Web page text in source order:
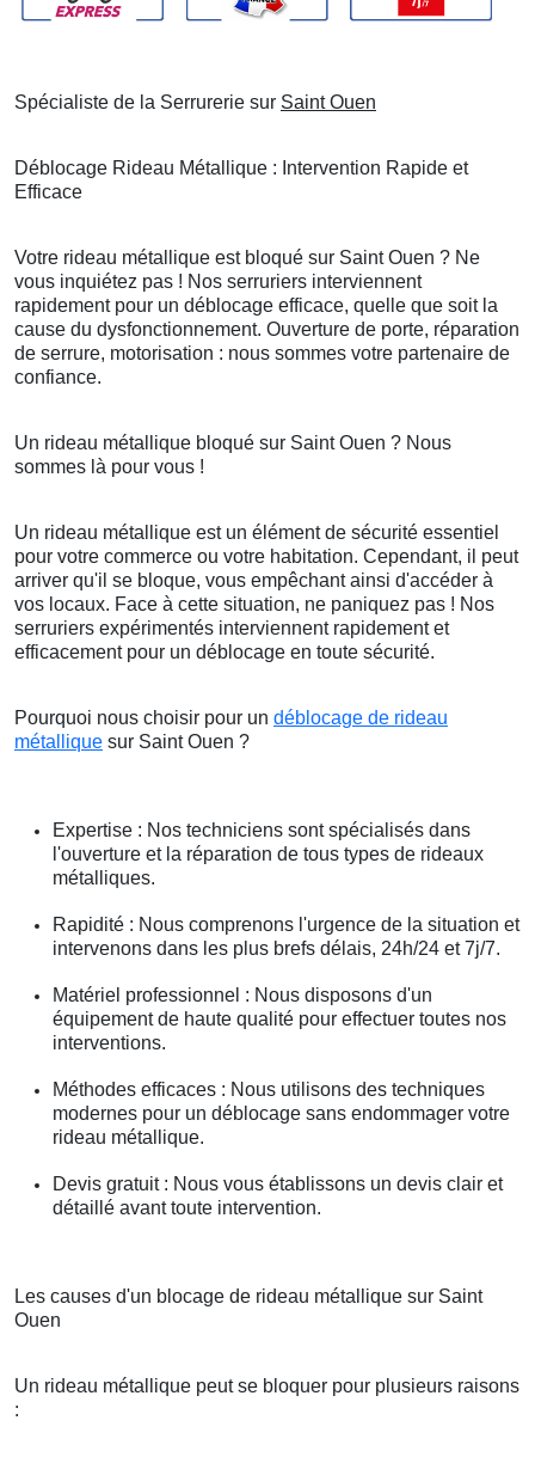
Spécialiste de la Serrurerie sur Saint Ouen
Déblocage Rideau Métallique : Intervention Rapide et
Efficace
Votre rideau métallique est bloqué sur Saint Ouen ? Ne
vous inquiétez pas ! Nos serruriers interviennent
rapidement pour un déblocage efficace, quelle que soit la
cause du dysfonctionnement. Ouverture de porte, réparation
de serrure, motorisation : nous sommes votre partenaire de
confiance.
Un rideau métallique bloqué sur Saint Ouen ? Nous
sommes là pour vous !
Un rideau métallique est un élément de sécurité essentiel
pour votre commerce ou votre habitation. Cependant, il peut
arriver qu'il se bloque, vous empêchant ainsi d'accéder à
vos locaux. Face à cette situation, ne paniquez pas ! Nos
serruriers expérimentés interviennent rapidement et
efficacement pour un déblocage en toute sécurité.
Pourquoi nous choisir pour un déblocage de rideau
métallique sur Saint Ouen ?
Expertise : Nos techniciens sont spécialisés dans
l'ouverture et la réparation de tous types de rideaux
métalliques.
Rapidité : Nous comprenons l'urgence de la situation et
intervenons dans les plus brefs délais, 24h/24 et 7j/7.
Matériel professionnel : Nous disposons d'un
équipement de haute qualité pour effectuer toutes nos
interventions.
Méthodes efficaces : Nous utilisons des techniques
modernes pour un déblocage sans endommager votre
rideau métallique.
Devis gratuit : Nous vous établissons un devis clair et
détaillé avant toute intervention.
Les causes d'un blocage de rideau métallique sur Saint
Ouen
Un rideau métallique peut se bloquer pour plusieurs raisons
: